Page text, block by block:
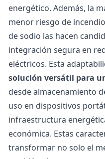
energético. Además, la
menor riesgo de
de sodio las hacen
integración segura en
eléctricos. Esta
solución versátil para
desde almacenamiento
uso en dispositivos
infraestructura
económica. Estas
transformar no solo el